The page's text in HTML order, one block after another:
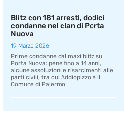
Blitz con 181 arresti, dodici
condanne nel clan di Porta
Nuova
19 Marzo 2026
Prime condanne dal maxi blitz su
Porta Nuova: pene fino a 14 anni,
alcune assoluzioni e risarcimenti alle
parti civili, tra cui Addiopizzo e il
Comune di Palermo